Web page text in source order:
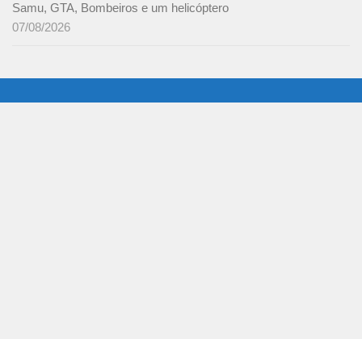
Samu, GTA, Bombeiros e um helicóptero
07/08/2026